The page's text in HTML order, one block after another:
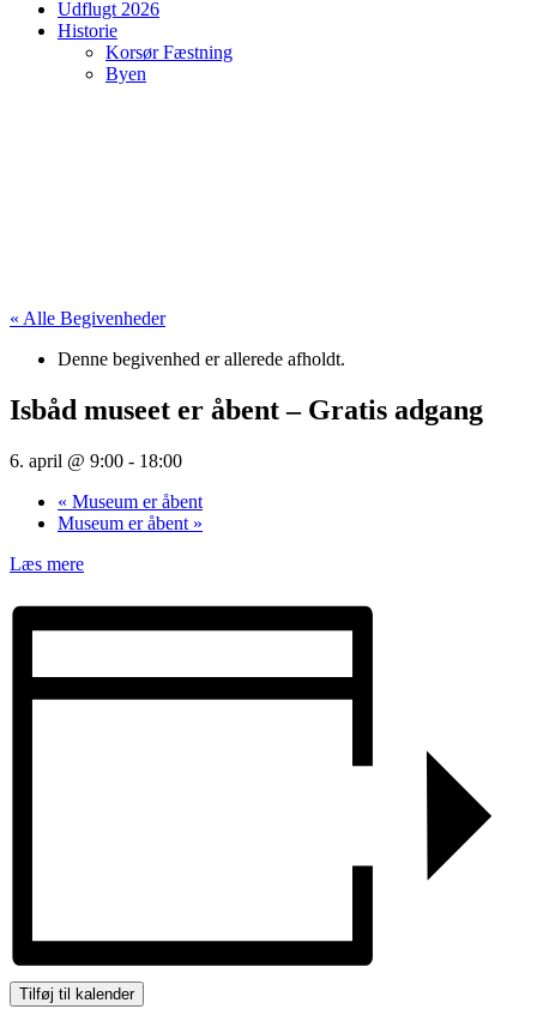
Udflugt 2026
Historie
Korsør Fæstning
Byen
« Alle Begivenheder
Denne begivenhed er allerede afholdt.
Isbåd museet er åbent – Gratis adgang
6. april @ 9:00 - 18:00
« Museum er åbent
Museum er åbent »
Læs mere
Tilføj til kalender